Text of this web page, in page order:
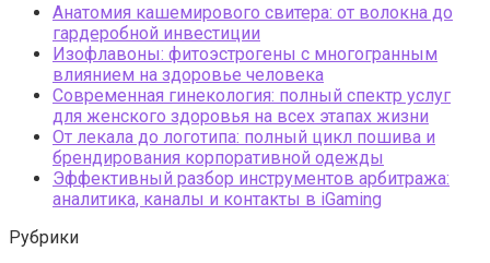
Анатомия кашемирового свитера: от волокна до
гардеробной инвестиции
Изофлавоны: фитоэстрогены с многогранным
влиянием на здоровье человека
Современная гинекология: полный спектр услуг
для женского здоровья на всех этапах жизни
От лекала до логотипа: полный цикл пошива и
брендирования корпоративной одежды
Эффективный разбор инструментов арбитража:
аналитика, каналы и контакты в iGaming
Рубрики